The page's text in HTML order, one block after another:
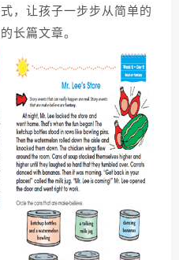
，让孩子一步步从简单的
长篇文章。